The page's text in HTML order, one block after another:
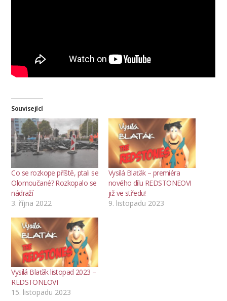
Související
Co se rozkope příště, ptali se
Olomoučané? Rozkopalo se
nádraží
3. října 2022
Vysílá Blaťák – premiéra
nového dílu REDSTONEOVI
již ve středu!
9. listopadu 2023
Vysílá Blaťák listopad 2023 –
REDSTONEOVI
15. listopadu 2023